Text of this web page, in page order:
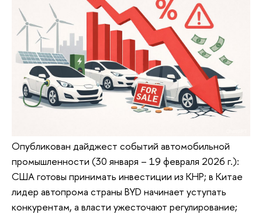
Опубликован дайджест событий автомобильной
промышленности (30 января – 19 февраля 2026 г.):
США готовы принимать инвестиции из КНР; в Китае
лидер автопрома страны BYD начинает уступать
конкурентам, а власти ужесточают регулирование;